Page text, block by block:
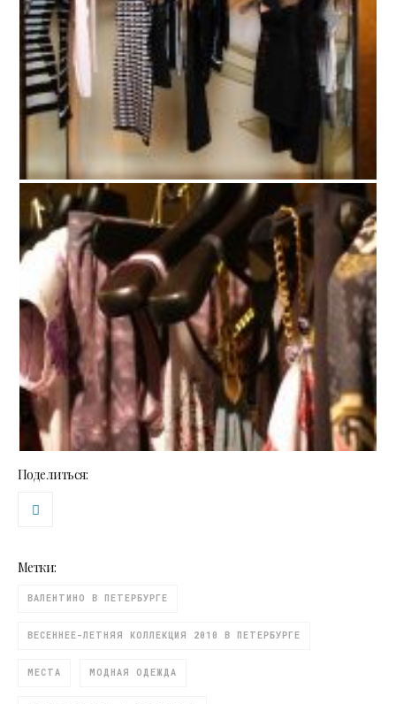
Поделиться:
Метки:
ВАЛЕНТИНО В ПЕТЕРБУРГЕ
ВЕСЕННЕЕ-ЛЕТНЯЯ КОЛЛЕКЦИЯ 2010 В ПЕТЕРБУРГЕ
МЕСТА МОДНАЯ ОДЕЖДА